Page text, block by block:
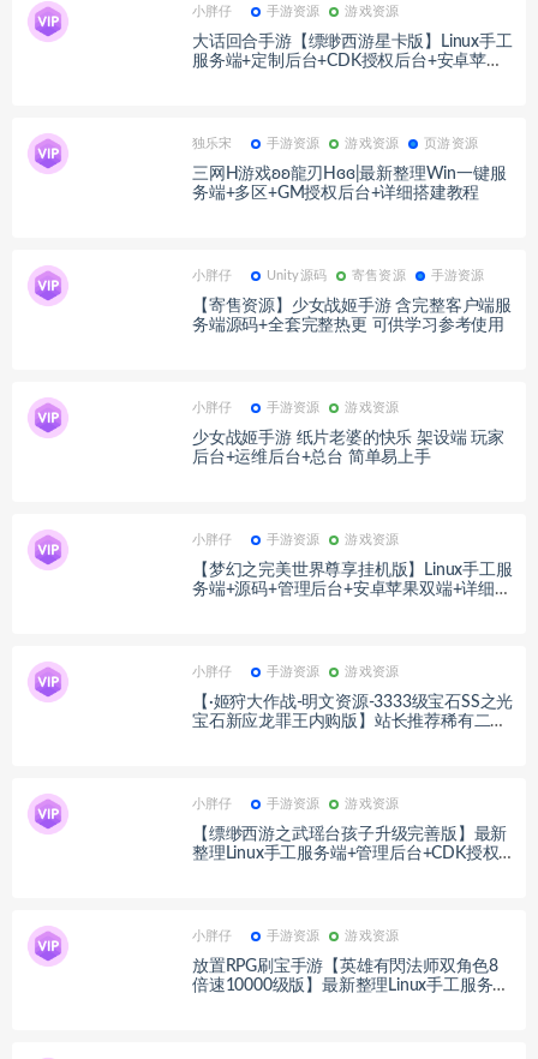
小胖仔 手游资源 游戏资源
大话回合手游【缥缈西游星卡版】Linux手工
服务端+定制后台+CDK授权后台+安卓苹果
独乐宋 手游资源 游戏资源 页游资源
三网H游戏ʚʚ龍刃Hɞɞ|最新整理Win一键服
务端+多区+GM授权后台+详细搭建教程
小胖仔 Unity源码 寄售资源 手游资源
【寄售资源】少女战姬手游 含完整客户端服
务端源码+全套完整热更 可供学习参考使用
小胖仔 手游资源 游戏资源
少女战姬手游 纸片老婆的快乐 架设端 玩家
后台+运维后台+总台 简单易上手
小胖仔 手游资源 游戏资源
【梦幻之完美世界尊享挂机版】Linux手工服
务端+源码+管理后台+安卓苹果双端+详细搭
小胖仔 手游资源 游戏资源
【·姬狩大作战-明文资源-3333级宝石SS之光
宝石新应龙罪王内购版】站长推荐稀有二次
权后台-安卓版本！
小胖仔 手游资源 游戏资源
【缥缈西游之武瑶台孩子升级完善版】最新
整理Linux手工服务端+管理后台+CDK授权
小胖仔 手游资源 游戏资源
放置RPG刷宝手游【英雄有閃法师双角色8
倍速10000级版】最新整理Linux手工服务端